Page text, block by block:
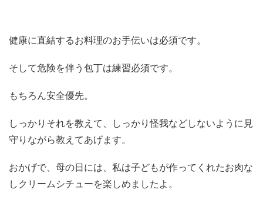
健康に直結するお料理のお手伝いは必須です。
そして危険を伴う包丁は練習必須です。
もちろん安全優先。
しっかりそれを教えて、しっかり怪我などしないように見
守りながら教えてあげます。
おかげで、母の日には、私は子どもが作ってくれたお肉な
しクリームシチューを楽しめましたよ。